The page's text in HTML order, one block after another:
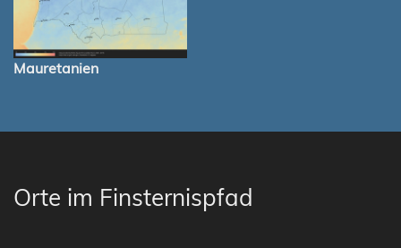
Mauretanien
Orte im Finsternispfad